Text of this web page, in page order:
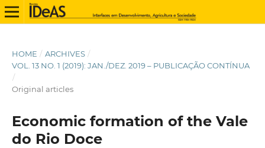
HOME / ARCHIVES /
VOL. 13 NO. 1 (2019): JAN./DEZ. 2019 – PUBLICAÇÃO CONTÍNUA
/
Original articles
Economic formation of the Vale
do Rio Doce